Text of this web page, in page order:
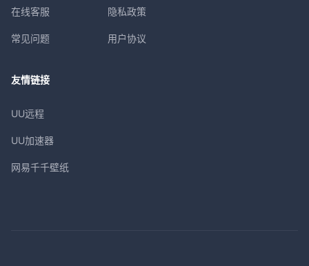
在线客服
常见问题
隐私政策
用户协议
友情链接
UU远程
UU加速器
网易千千壁纸